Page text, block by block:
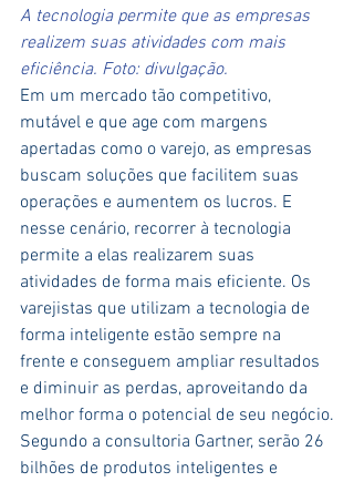
A tecnologia permite que as empresas
realizem suas atividades com mais
eficiência. Foto: divulgação.
Em um mercado tão competitivo,
mutável e que age com margens
apertadas como o varejo, as empresas
buscam soluções que facilitem suas
operações e aumentem os lucros. E
nesse cenário, recorrer à tecnologia
permite a elas realizarem suas
atividades de forma mais eficiente. Os
varejistas que utilizam a tecnologia de
forma inteligente estão sempre na
frente e conseguem ampliar resultados
e diminuir as perdas, aproveitando da
melhor forma o potencial de seu negócio.
Segundo a consultoria Gartner, serão 26
bilhões de produtos inteligentes e